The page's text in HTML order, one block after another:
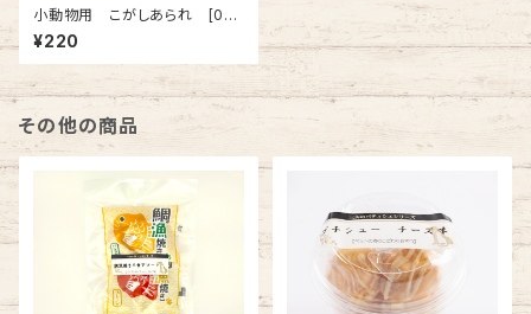
小動物用 こがしあられ [00
0034]
¥220
その他の商品